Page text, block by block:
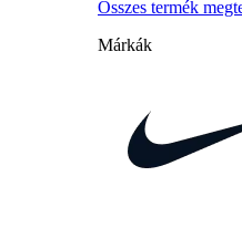
Összes termék
Márkák